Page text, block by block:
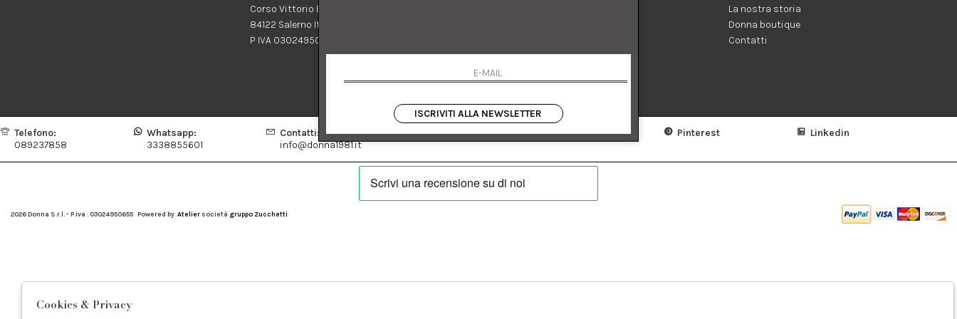
Corso Vittorio Emanuele 182
84122 Salerno Italia
P IVA 03024950655
Termini e condizioni
Condizioni di vendita
Spedizione
La nostra storia
Donna boutique
Contatti
Telefono:
089237858
Whatsapp:
3338855601
Contatti:
info@donna1981.it
Facebook Instagram Pinterest Linkedin
2026 Donna S.r.l. - P.iva : 03024950655 Powered by Atelier società gruppo Zucchetti
ISCRIVITI ALLA NEWSLETTER
Cookies & Privacy